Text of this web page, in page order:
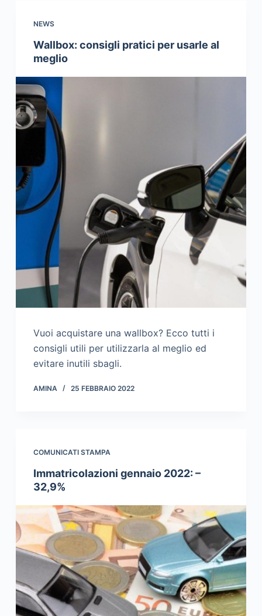
NEWS
Wallbox: consigli pratici per usarle al
meglio
Vuoi acquistare una wallbox? Ecco tutti i
consigli utili per utilizzarla al meglio ed
evitare inutili sbagli.
AMINA 25 FEBBRAIO 2022
COMUNICATI STAMPA
Immatricolazioni gennaio 2022: –
32,9%